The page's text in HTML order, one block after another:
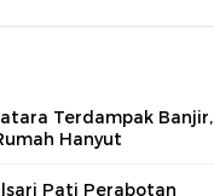
Terdampak Banjir,
Hanyut
Pati Perabotan